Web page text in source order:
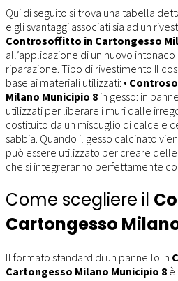
Qui di seguito si trova una tabella
e gli svantaggi associati sia ad un
Controsoffitto in Cartongesso
all’applicazione di un nuovo
riparazione. Tipo di rivestimento Il
base ai materiali utilizzati: •
Milano Municipio 8 in gesso: in
utilizzati per liberare i muri dalle
costituito da un miscuglio di calce e
sabbia. Quando il gesso calcinato
può essere utilizzato per creare
che si integreranno perfettamente
Come scegliere il
Cartongesso
ll formato standard di un pannello in
Cartongesso Milano Municipio 8 è